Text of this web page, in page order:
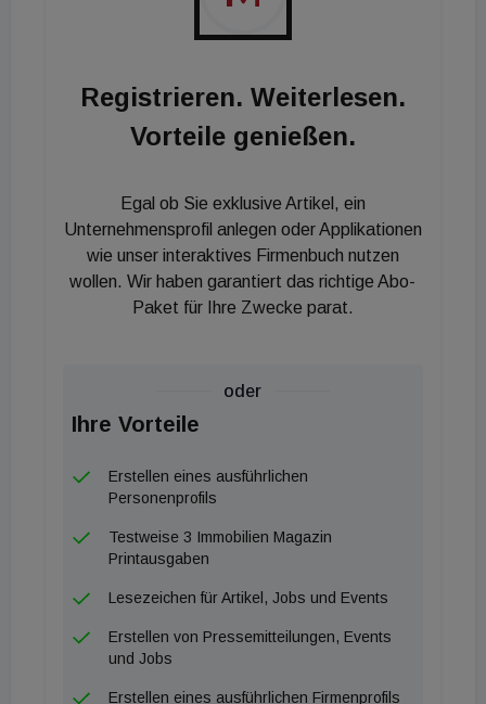
Millionen Euro wurde bereits vollständig bei
Investoren eingesammelt.
Registrieren. Weiterlesen.
Vorteile genießen.
Egal ob Sie exklusive Artikel, ein
Unternehmensprofil anlegen oder Applikationen
wie unser interaktives Firmenbuch nutzen
wollen. Wir haben garantiert das richtige Abo-
Paket für Ihre Zwecke parat.
oder
Ihre Vorteile
Erstellen eines ausführlichen
Personenprofils
Testweise 3 Immobilien Magazin
Printausgaben
Lesezeichen für Artikel, Jobs und Events
Erstellen von Pressemitteilungen, Events
und Jobs
Erstellen eines ausführlichen Firmenprofils